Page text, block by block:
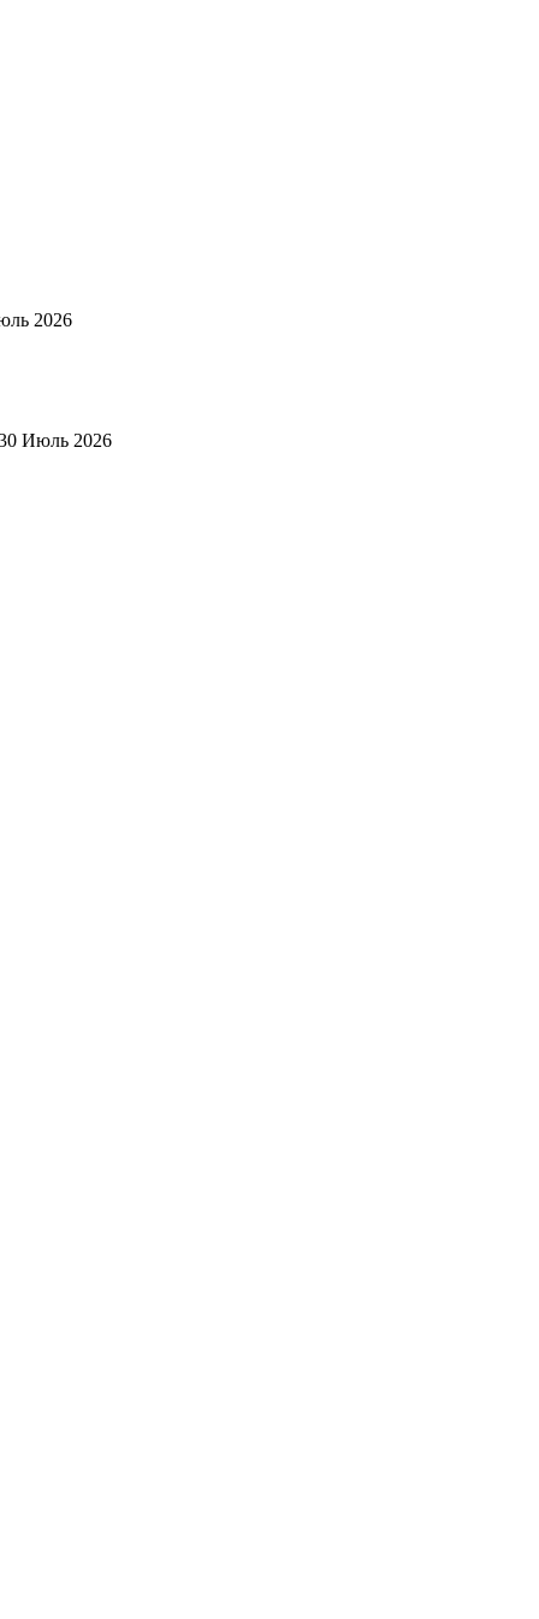
2026
Июль 2026